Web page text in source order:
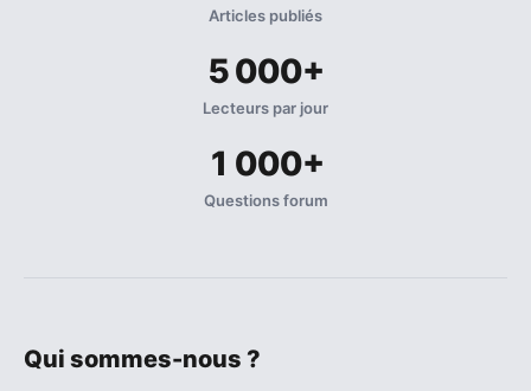
Articles publiés
5 000+
Lecteurs par jour
1 000+
Questions forum
Qui sommes-nous ?